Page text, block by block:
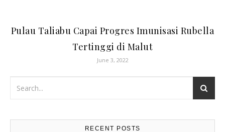
Pulau Taliabu Capai Progres Imunisasi Rubella
Tertinggi di Malut
June 3, 2022
RECENT POSTS